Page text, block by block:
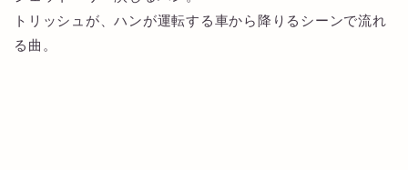
トリッシュが、ハンが運転する車から降りるシーンで流れ
る曲。